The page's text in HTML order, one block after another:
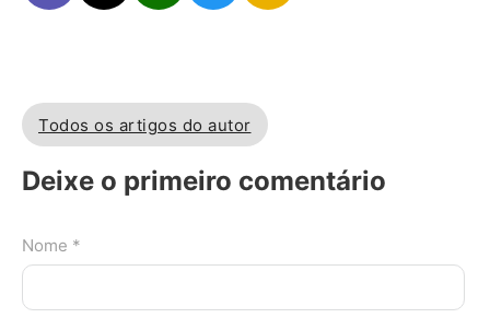
Todos os artigos do autor
Deixe o primeiro comentário
Nome *